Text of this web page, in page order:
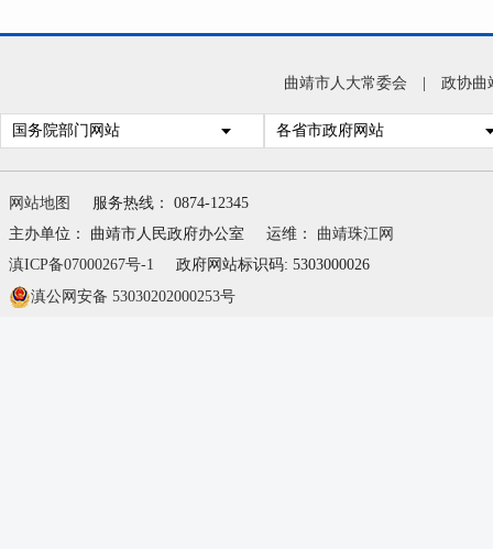
曲靖市人大常委会 政协曲
国务院部门网站 各省市政府网站
网站地图
服务热线： 0874-12345
主办单位： 曲靖市人民政府办公室
运维： 曲靖珠江网
滇ICP备07000267号-1
政府网站标识码: 5303000026
滇公网安备 53030202000253号